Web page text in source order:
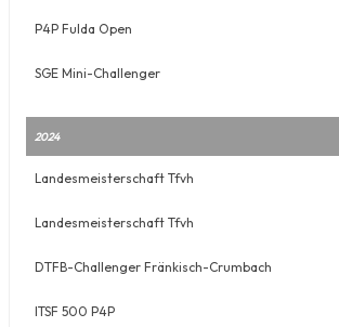
P4P Fulda Open
SGE Mini-Challenger
2024
Landesmeisterschaft Tfvh
Landesmeisterschaft Tfvh
DTFB-Challenger Fränkisch-Crumbach
ITSF 500 P4P